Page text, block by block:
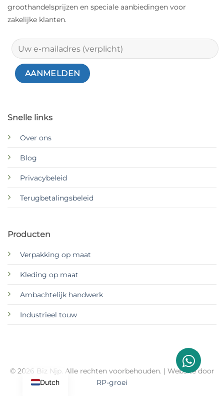
Snelle links
Over ons
Blog
Privacybeleid
Terugbetalingsbeleid
Producten
Verpakking op maat
Kleding op maat
Ambachtelijk handwerk
Industrieel touw
groothandelsprijzen en speciale aanbiedingen voor
zakelijke klanten.
© 2026 Biz Njp. Alle rechten voorbehouden. | Website door
RP-groei
Dutch